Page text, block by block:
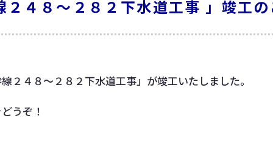
２４８～２８２下水道工事 」竣工
２４８～２８２下水道工事」が竣工いたしました。
うぞ！